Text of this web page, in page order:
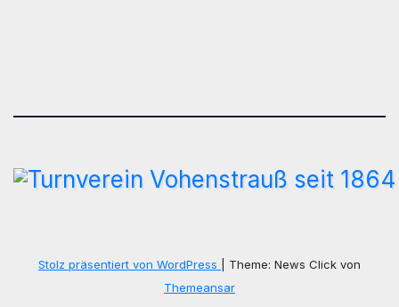
Stolz präsentiert von WordPress
Theme: News Click von
Themeansar